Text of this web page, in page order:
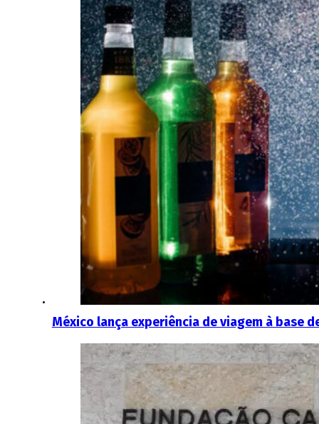
México lança experiência de viagem à base